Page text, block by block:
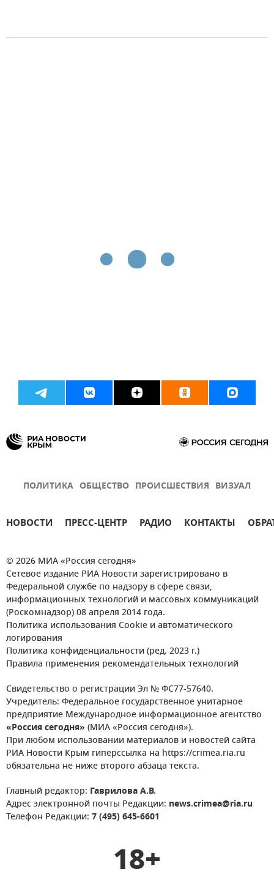
ПОЛИТИКА ОБЩЕСТВО ПРОИСШЕСТВИЯ ВИЗУАЛ
НОВОСТИ ПРЕСС-ЦЕНТР РАДИО КОНТАКТЫ
© 2026 МИА «Россия сегодня»
Сетевое издание РИА Новости зарегистрировано в
Федеральной службе по надзору в сфере связи,
информационных технологий и массовых коммуникаций
(Роскомнадзор) 08 апреля 2014 года.
Политика использования Cookie и автоматического
логирования
Политика конфиденциальности (ред. 2023 г.)
Правила применения рекомендательных технологий
Свидетельство о регистрации Эл № ФС77-57640.
Учредитель: Федеральное государственное унитарное
предприятие Международное информационное агентство
«Россия сегодня» (МИА «Россия сегодня»).
При любом использовании материалов и новостей сайта
РИА Новости Крым гиперссылка на https://crimea.ria.ru
обязательна не ниже второго абзаца текста.
Главный редактор: Гаврилова А.В.
Адрес электронной почты Редакции: news.crimea@ria.ru
Телефон Редакции: 7 (495) 645-6601
18+